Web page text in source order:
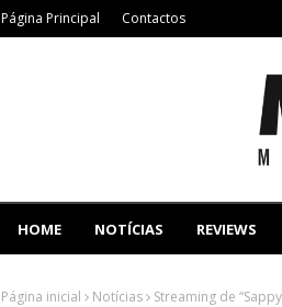
Página Principal Contactos
HOME NOTÍCIAS REVIEWS
Página inicial Notícias Streaming de